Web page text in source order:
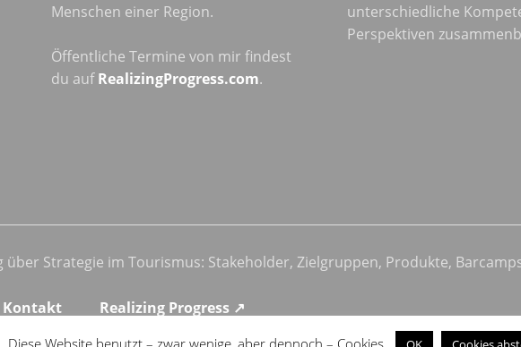
Menschen einer Region.
Öffentliche Termine von mir findest
du aufRealizingProgress.com.
unterschiedliche
Perspektiven
Strategie im Tourismus: Stakeholder, Zielgruppen, Produkte,
Kontakt Realizing Progress ↗
Diese Website benutzt – zwar wenige, aber dennoch – Cookies.